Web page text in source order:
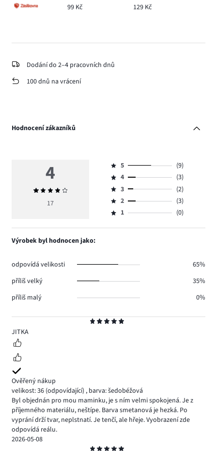
99 Kč 129 Kč
Dodání do 2–4 pracovních dnů
100 dnů na vrácení
Hodnocení zákazníků
5
JITKA
Ověřený nákup
velikost: 36 (odpovídající) , barva: šedobéžová
Byl objednán pro mou maminku, je s ním velmi spokojená. Je z
příjemného materiálu, neštípe. Barva smetanová je hezká. Po
vyprání drží tvar, neplstnatí. Je tenčí, ale hřeje. Vyobrazení zde
odpovídá reálu.
2026-05-08
4
Průměrné
hodnocení
17
Hodnocení
5,
počet
hlasů
9.
5
(9)
Hodnocení
4,
počet
hlasů
4
(3)
Hodnocení
3,
počet
3
(2)
Hodnocení
2,
2
(3)
Hodnocení
1,
1 (0)
Výrobek byl hodnocen jako:
odpovídá velikosti
65%
příliš velký
35%
příliš malý
0%